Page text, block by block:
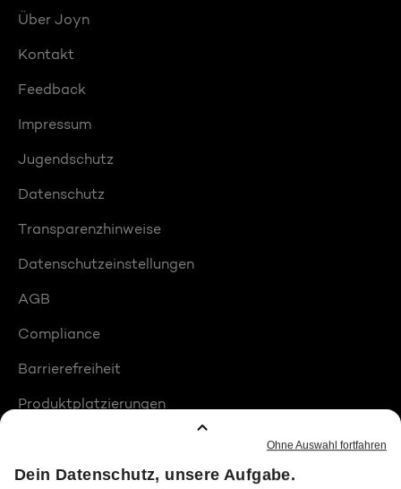
Über Joyn
Kontakt
Feedback
Impressum
Jugendschutz
Datenschutz
Transparenzhinweise
Datenschutzeinstellungen
AGB
Compliance
Barrierefreiheit
Produktplatzierungen